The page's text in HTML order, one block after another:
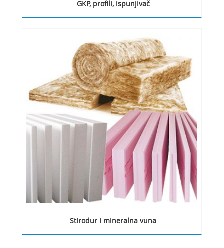
GKP, profili, ispunjivač
Stirodur i mineralna vuna